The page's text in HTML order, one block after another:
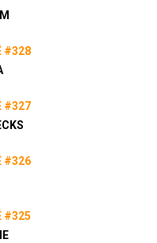
#328
#327
#326
#325